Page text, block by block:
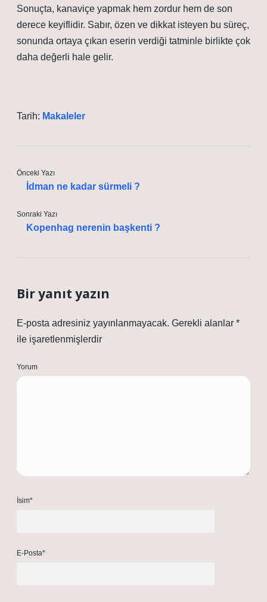
Sonuçta, kanaviçe yapmak hem zordur hem de son
derece keyiflidir. Sabır, özen ve dikkat isteyen bu süreç,
sonunda ortaya çıkan eserin verdiği tatminle birlikte çok
daha değerli hale gelir.
Tarih: Makaleler
Önceki Yazı
İdman ne kadar sürmeli ?
Sonraki Yazı
Kopenhag nerenin başkenti ?
Bir yanıt yazın
E-posta adresiniz yayınlanmayacak. Gerekli alanlar *
ile işaretlenmişlerdir
Yorum
İsim*
E-Posta*